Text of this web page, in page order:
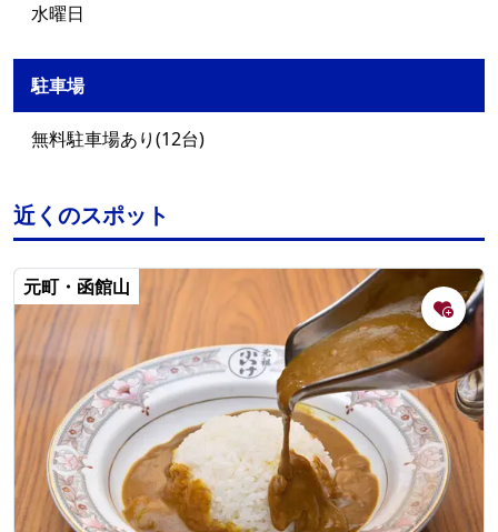
水曜日
駐車場
無料駐車場あり(12台)
近くのスポット
元町・函館山